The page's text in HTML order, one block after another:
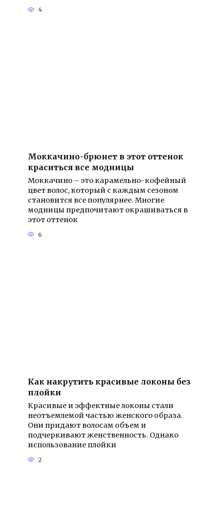
4
Моккачино-брюнет в этот оттенок
краситься все модницы
Моккачино – это карамельно-кофейный
цвет волос, который с каждым сезоном
становится все популярнее. Многие
модницы предпочитают окрашиваться в
этот оттенок
6
Как накрутить красивые локоны без
плойки
Красивые и эффектные локоны стали
неотъемлемой частью женского образа.
Они придают волосам объем и
подчеркивают женственность. Однако
использование плойки
2